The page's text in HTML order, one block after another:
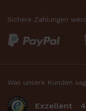
Sichere Zahlungen
Was unsere Kunden
Exzellent